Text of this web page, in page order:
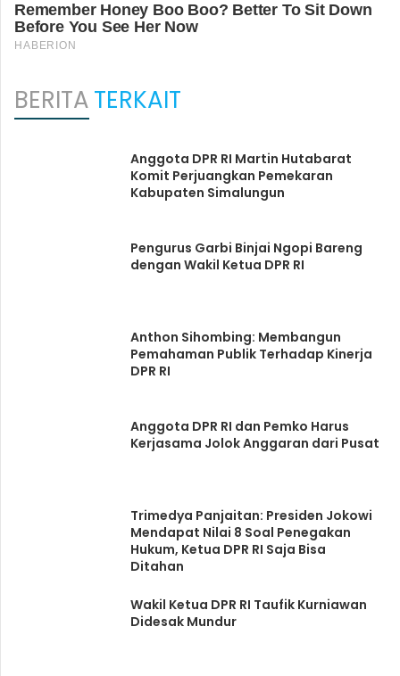
BERITATERKAIT
Anggota DPR RI Martin Hutabarat
Komit Perjuangkan Pemekaran
Kabupaten Simalungun
Pengurus Garbi Binjai Ngopi Bareng
dengan Wakil Ketua DPR RI
Anthon Sihombing: Membangun
Pemahaman Publik Terhadap Kinerja
DPR RI
Anggota DPR RI dan Pemko Harus
Kerjasama Jolok Anggaran dari Pusat
Trimedya Panjaitan: Presiden Jokowi
Mendapat Nilai 8 Soal Penegakan
Hukum, Ketua DPR RI Saja Bisa
Ditahan
Wakil Ketua DPR RI Taufik Kurniawan
Didesak Mundur